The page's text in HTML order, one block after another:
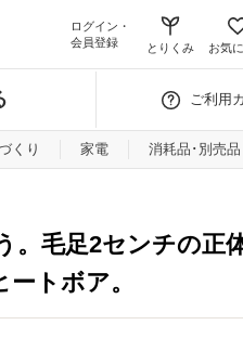
ログイン・
会員登録
とりくみ お気
ご利用
くり 家電 消耗品･別売品
毛足2センチの正体
トボア。